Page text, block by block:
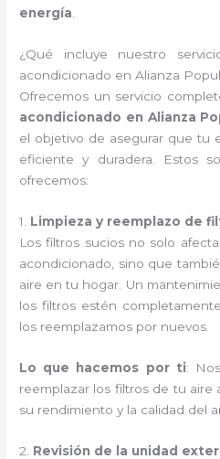
energía
¿Qué incluye nuestro
acondicionado en Alianza
Ofrecemos un servicio
acondicionado en Alianza
el objetivo de asegurar que tu
eficiente y duradera. Estos
ofrecemos:
1. Limpieza y reemplazo de
Los filtros sucios no solo
acondicionado, sino que
aire en tu hogar. Un
los filtros estén
los reemplazamos por nuevos.
Lo que hacemos por ti:
reemplazar los filtros de tu aire
su rendimiento y la calidad del
2. Revisión de la unidad